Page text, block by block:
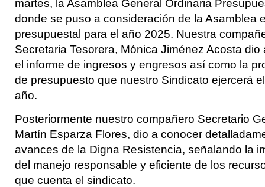
martes, la Asamblea General Ordinaria
donde se puso a consideración de la Asamblea
presupuestal para el año 2025. Nuestra
Secretaria Tesorera, Mónica Jiménez Acosta dio
el informe de ingresos y engresos así como la
de presupuesto que nuestro Sindicato ejercerá
año.
Posteriormente nuestro compañero Secretario
Martín Esparza Flores, dio a conocer
avances de la Digna Resistencia, señalando la
del manejo responsable y eficiente de los
que cuenta el sindicato.